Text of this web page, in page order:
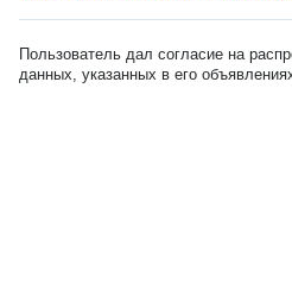
Пользователь дал согласие на
данных, указанных в его